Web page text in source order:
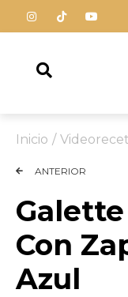
Inicio /
ANTERIOR
Con
Azul